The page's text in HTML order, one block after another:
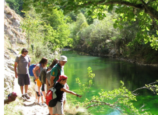
MERENDEROS
SI LLUEVE
PARA COMER
LUDOTECAS
CUMPLEAÑOS
MUSEOS